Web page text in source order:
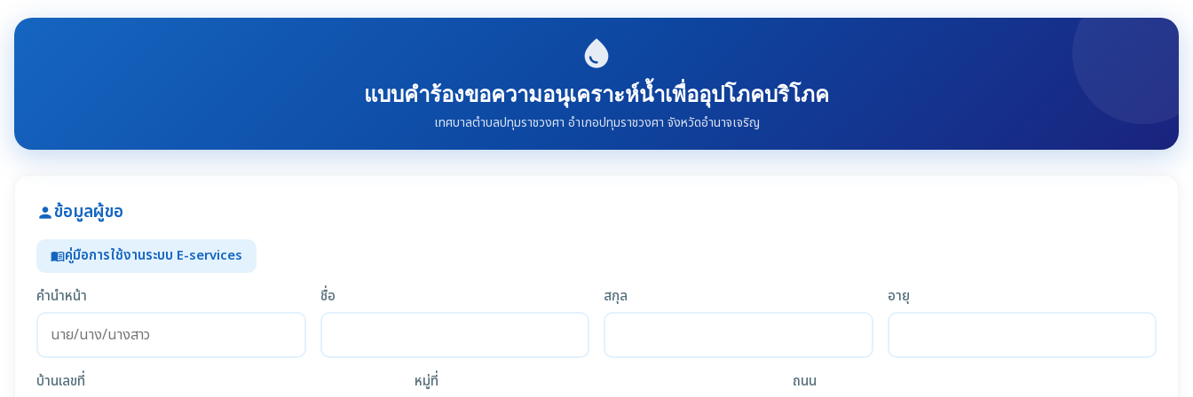
water_drop
แบบคำร้องขอความอนุเคราะห์น้ำเพื่ออุปโภคบริโภค
เทศบาลตำบลปทุมราชวงศา อำเภอปทุมราชวงศา จังหวัดอำนาจเจริญ
personข้อมูลผู้ขอ
menu_bookคู่มือการใช้งานระบบ E-services
คำนำหน้า
ชื่อ สกุล อายุ
บ้านเลขที่ หมู่ที่ ถนน